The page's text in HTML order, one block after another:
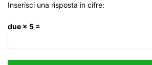
Inserisci una risposta in cifre:
due × 5 =